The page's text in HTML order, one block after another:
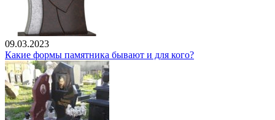
09.03.2023
Какие формы памятника бывают и для кого?